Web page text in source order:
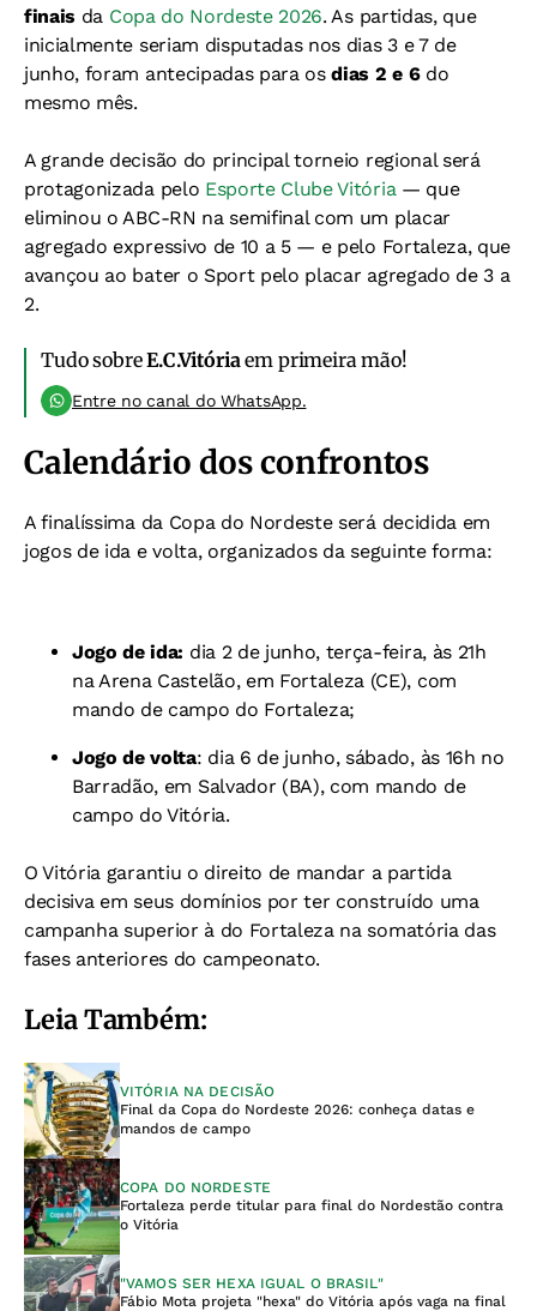
finais da Copa do Nordeste 2026. As partidas, que
inicialmente seriam disputadas nos dias 3 e 7 de
junho, foram antecipadas para osdias 2 e 6 do
mesmo mês.
A grande decisão do principal torneio regional será
protagonizada pelo Esporte Clube Vitória— que
eliminou o ABC-RN na semifinal com um placar
agregado expressivo de 10 a 5 — e pelo Fortaleza, que
avançou ao bater o Sport pelo placar agregado de 3 a
2.
Tudo sobreE.C.Vitóriaem primeira mão!
Entre no canal do WhatsApp.
Calendário dos confrontos
A finalíssima da Copa do Nordeste será decidida em
jogos de ida e volta, organizados da seguinte forma:
Jogo de ida: dia 2 de junho, terça-feira, às 21h
na Arena Castelão, em Fortaleza (CE), com
mando de campo do Fortaleza;
Jogo de volta: dia 6 de junho, sábado, às 16h no
Barradão, em Salvador (BA), com mando de
campo do Vitória.
O Vitória garantiu o direito de mandar a partida
decisiva em seus domínios por ter construído uma
campanha superior à do Fortaleza na somatória das
fases anteriores do campeonato.
Leia Também:
VITÓRIA NA DECISÃO
Final da Copa do Nordeste 2026: conheça datas e
mandos de campo
COPA DO NORDESTE
Fortaleza perde titular para final do Nordestão contra
o Vitória
"VAMOS SER HEXA IGUAL O BRASIL"
Fábio Mota projeta "hexa" do Vitória após vaga na final